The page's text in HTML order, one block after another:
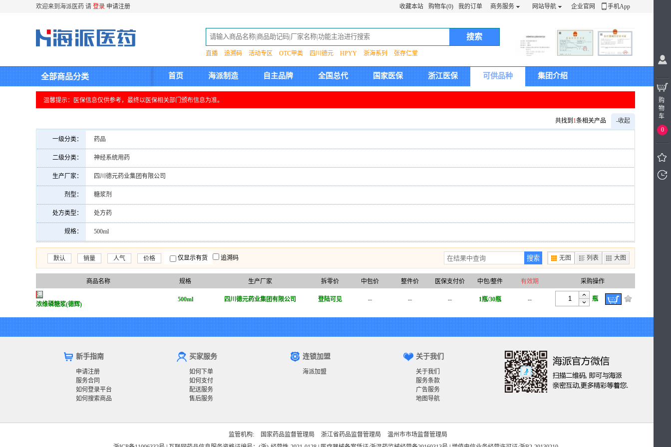
欢迎来到海派医药 请 登录 申请注册 收藏本站 购物车(0) 我的订单 商务服务 网站导航 企业官网 手机App
搜索
直播 追溯码 活动专区 OTC甲类 四川德元 HPYY 浙海系列 张存仁堂
全部商品分类 首页 海派制造 自主品牌 全国总代 国家医保 浙江医保 可供品种 集团介绍
温馨提示：医保信息仅供参考，最终以医保相关部门颁布信息为准。
-收起
共找到 1条相关产品
一级分类： 药品
二级分类： 神经系统用药
生产厂家： 四川德元药业集团有限公司
剂型： 糖浆剂
处方类型： 处方药
规格： 500ml
默认 销量 人气 价格 仅显示有货 追溯码 无图 列表 大图
搜索
商品名称 规格 生产厂家 拆零价 中包价 整件价 医保支付价 中包/整件 有效期 采购操作
溯
浓维磷糖浆(德辉)
500ml 四川德元药业集团有限公司 登陆可见 -- -- -- 1瓶/30瓶 -- 瓶
新手指南
申请注册
服务合同
如何登录平台
如何搜索商品
买家服务
如何下单
如何支付
配送服务
售后服务
连锁加盟
海派加盟
关于我们
关于我们
服务条款
广告服务
地图导航
购
物
车
0
监管机构: 国家药品监督管理局 浙江省药品监督管理局
温州市市场监督管理局